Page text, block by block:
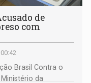
de
com
Brasil Contra o
da